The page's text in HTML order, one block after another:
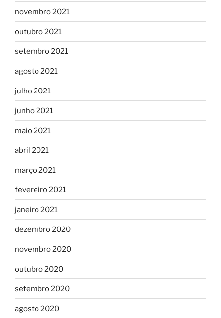
novembro 2021
outubro 2021
setembro 2021
agosto 2021
julho 2021
junho 2021
maio 2021
abril 2021
março 2021
fevereiro 2021
janeiro 2021
dezembro 2020
novembro 2020
outubro 2020
setembro 2020
agosto 2020